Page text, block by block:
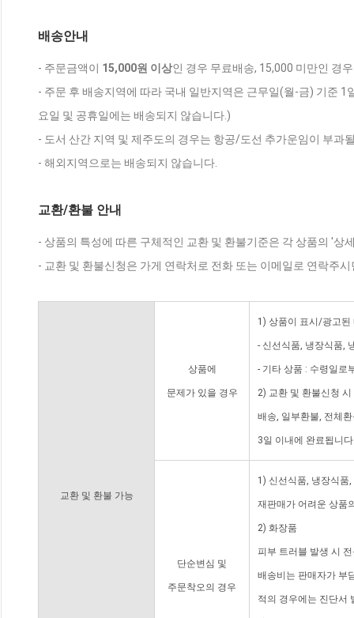
배송안내
- 주문금액이 15,000원 이상인 경우 무료배송, 15,000 미만인 경
- 주문 후 배송지역에 따라 국내 일반지역은 근무일(월-금) 기준
요일 및 공휴일에는 배송되지 않습니다.)
- 도서 산간 지역 및 제주도의 경우는 항공/도선 추가운임이 부과
- 해외지역으로는 배송되지 않습니다.
교환/환불 안내
- 상품의 특성에 따른 구체적인 교환 및 환불기준은 각 상품의 '상
- 교환 및 환불신청은 가게 연락처로 전화 또는 이메일로 연락주
교환 및 환불 가능
상품에
문제가 있을 경우
1) 상품이 표시/광고된
- 신선식품, 냉장식품,
- 기타 상품 : 수령일로
2) 교환 및 환불신청
배송, 일부환불, 전체
3일 이내에 완료됩니
단순변심 및
주문착오의 경우
1) 신선식품, 냉장식품
재판매가 어려운 상품
2) 화장품
피부 트러블 발생 시
배송비는 판매자가 부
적의 경우에는 진단서